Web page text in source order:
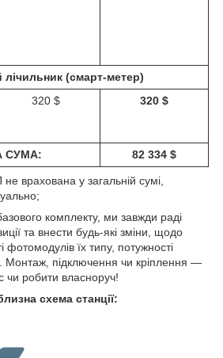
лічильник (смарт-метер)
320 $ 320 $
СУМА: 82 334 $
врахована у загальній сумі,
комплекту, ми завжди раді
та внести будь-які зміни, щодо
фотомодулів їх типу, потужності
Монтаж, підключення чи кріплення ―
чи робити власноруч!
схема станції: